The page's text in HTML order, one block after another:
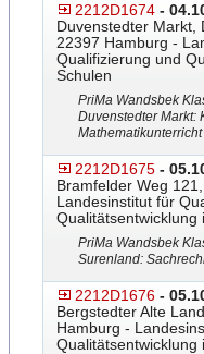
2212D1674 -
Duvenstedter Markt,
22397 Hamburg -
Qualifizierung und
Schulen
PriMa Wandsbek
Duvenstedter Markt:
2212D1675 -
Bramfelder Weg
Landesinstitut für
Qualitätsentwicklung
PriMa Wandsbek
Surenland:
2212D1676 -
Bergstedter Alte
Hamburg -
Qualitätsentwicklung